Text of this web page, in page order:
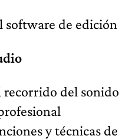
software de edición
recorrido del sonido
y técnicas de